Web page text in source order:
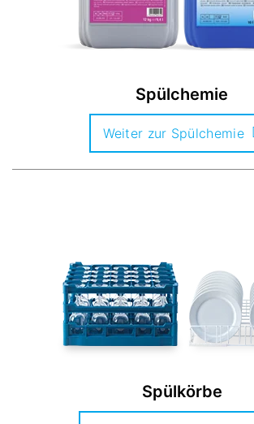
Spülchemie
Weiter zur Spülchemie
Spülkörbe